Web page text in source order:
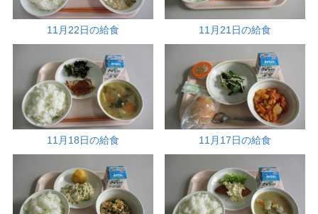
11月22日の給食 11月21日の給食
11月18日の給食 11月17日の給食